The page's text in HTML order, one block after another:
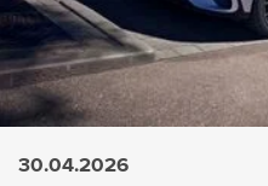
30.04.2026